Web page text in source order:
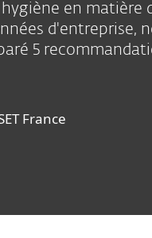
en matière
d'entreprise,
5
France